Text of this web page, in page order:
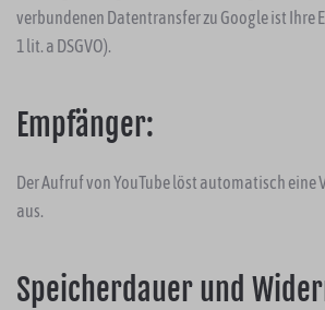
verbundenen Datentransfer zu Google ist Ihre
1 lit. a DSGVO).
Empfänger:
Der Aufruf von YouTube löst automatisch eine
aus.
Speicherdauer und